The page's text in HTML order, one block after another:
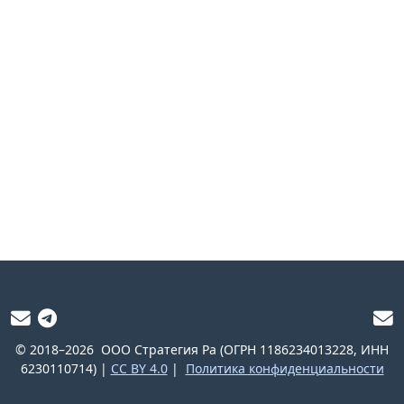
© 2018–2026 ООО Стратегия Ра (ОГРН 1186234013228, ИНН
6230110714) | CC BY 4.0| Политика конфиденциальности